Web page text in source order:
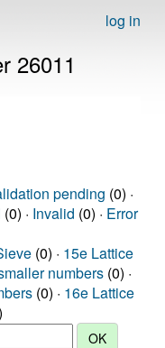
log in
26011
pending (0) ·
(0) · Invalid (0) · Error
(0) · 15e Lattice
numbers (0) ·
(0) · 16e Lattice